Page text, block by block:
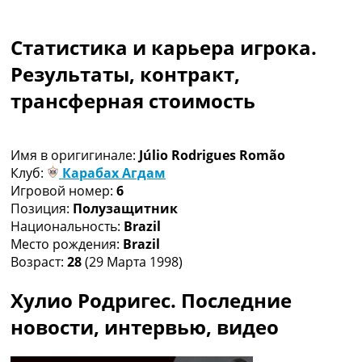
Чемпионат Мира
Украина. Премьер-Лига
Украина. Первая Лига
Лига Чемпионов
Другие Турниры >>>
Таблицы
Таблицы групп Чемпионата Мира
Украина. Премьер-Лига
Украина. Первая Лига
Лига Чемпионов. Таблицы групп
Англия. Премьер-Лига
Все таблицы >>>
Рейтинг стран УЕФА
Рейтинг клубов УЕФА
Статистика и карьера игрока.
Результаты, контракт,
трансферная стоимость
Имя в оригигинале: Júlio Rodrigues Romão
Клуб:
Карабах Агдам
Игровой номер: 6
Позиция: Полузащитник
Национальность: Brazil
Место рождения: Brazil
Возраст: 28(29 Марта 1998)
Хулио Родригес. Последние
новости, интервью, видео